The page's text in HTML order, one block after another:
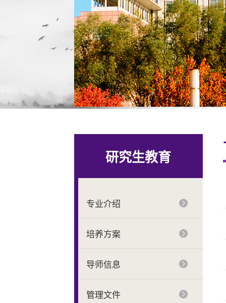
研究生教育
专业介绍
培养方案
导师信息
管理文件